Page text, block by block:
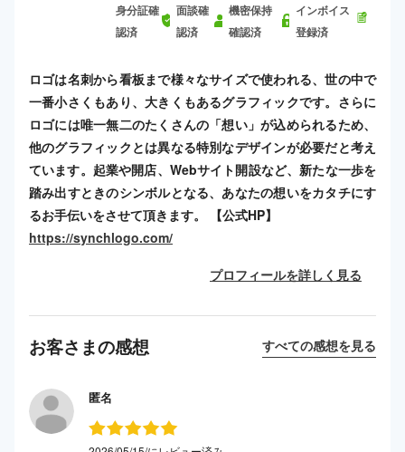
身分証確
認済
面談確
認済
機密保持
確認済
インボイス
登録済
ロゴは名刺から看板まで様々なサイズで使われる、世の中で
一番小さくもあり、大きくもあるグラフィックです。さらに
ロゴには唯一無二のたくさんの「想い」が込められるため、
他のグラフィックとは異なる特別なデザインが必要だと考え
ています。起業や開店、Webサイト開設など、新たな一歩を
踏み出すときのシンボルとなる、あなたの想いをカタチにす
るお手伝いをさせて頂きます。 【公式HP】
https://synchlogo.com/
プロフィールを詳しく見る
お客さまの感想 すべての感想を見る
匿名